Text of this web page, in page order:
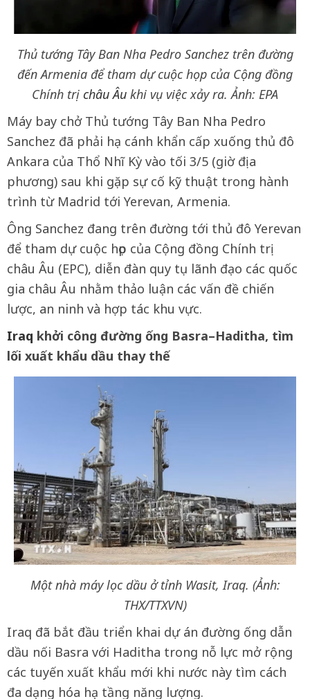
Thủ tướng Tây Ban Nha Pedro Sanchez trên đường
đến Armenia để tham dự cuộc họp của Cộng đồng
Chính trị châu Âu khi vụ việc xảy ra. Ảnh: EPA
Máy bay chở Thủ tướng Tây Ban Nha Pedro
Sanchez đã phải hạ cánh khẩn cấp xuống thủ đô
Ankara của Thổ Nhĩ Kỳ vào tối 3/5 (giờ địa
phương) sau khi gặp sự cố kỹ thuật trong hành
trình từ Madrid tới Yerevan, Armenia.
Ông Sanchez đang trên đường tới thủ đô Yerevan
để tham dự cuộc họp của Cộng đồng Chính trị
châu Âu (EPC), diễn đàn quy tụ lãnh đạo các quốc
gia châu Âu nhằm thảo luận các vấn đề chiến
lược, an ninh và hợp tác khu vực.
Iraq khởi công đường ống Basra–Haditha, tìm
lối xuất khẩu dầu thay thế
Một nhà máy lọc dầu ở tỉnh Wasit, Iraq. (Ảnh:
THX/TTXVN)
Iraq đã bắt đầu triển khai dự án đường ống dẫn
dầu nối Basra với Haditha trong nỗ lực mở rộng
các tuyến xuất khẩu mới khi nước này tìm cách
đa dạng hóa hạ tầng năng lượng.